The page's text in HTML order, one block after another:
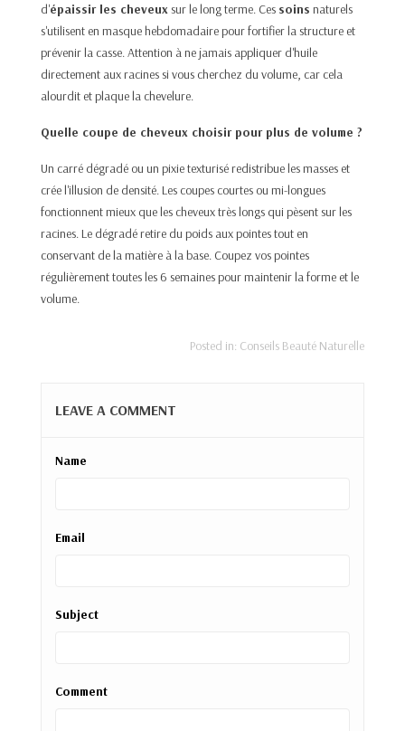
d'épaissir les cheveux sur le long terme. Ces soins naturels
s'utilisent en masque hebdomadaire pour fortifier la structure et
prévenir la casse. Attention à ne jamais appliquer d'huile
directement aux racines si vous cherchez du volume, car cela
alourdit et plaque la chevelure.
Quelle coupe de cheveux choisir pour plus de volume ?
Un carré dégradé ou un pixie texturisé redistribue les masses et
crée l'illusion de densité. Les coupes courtes ou mi-longues
fonctionnent mieux que les cheveux très longs qui pèsent sur les
racines. Le dégradé retire du poids aux pointes tout en
conservant de la matière à la base. Coupez vos pointes
régulièrement toutes les 6 semaines pour maintenir la forme et le
volume.
Posted in: Conseils Beauté Naturelle
LEAVE A COMMENT
Name
Email
Subject
Comment